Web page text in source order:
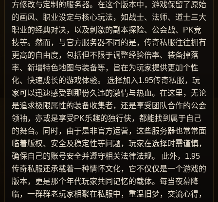
方修改与定制的服务器。在这个版本中，游戏保留了原始
的画风、职业设定与核心玩法，如战士、法师、道士三大
职业的经典对决，以及刺激的副本探险、公会战、PK竞
技等。然而，与官方服务器不同的是，传奇私服往往拥有
更高的自由度，包括但不限于调整经验倍率、装备掉落
率、新增特色地图与装备等，旨在为玩家提供更加个性
化、快速成长的游戏体验。 选择加入1.95传奇私服，玩
家可以迅速感受到那份久违的激情与热血。在这里，无论
是追求极限属性的装备收集者，还是享受团队合作的公会
领袖，亦或是享受PK乐趣的独行侠，都能找到属于自己
的舞台。同时，由于是非官方运营，这些服务器也常常面
临着版权、安全及稳定性等问题，玩家在选择时需谨慎，
确保自己的账号安全并遵守相关法律法规。 此外，1.95
传奇私服还承载着一种情怀文化，它不仅仅是一个游戏的
版本，更是那个年代玩家共同记忆的载体。每当夜幕降
临，一群群老玩家相聚在私服中，重温旧梦，交流心得，